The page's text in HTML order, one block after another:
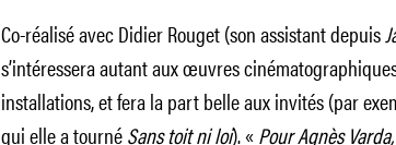
Co-réalisé avec Didier Rouget (son assistant depuis
s’intéressera autant aux œuvres
installations, et fera la part belle aux invités (par
qui elle a tournéSans toit ni loi). «Pour Agnès